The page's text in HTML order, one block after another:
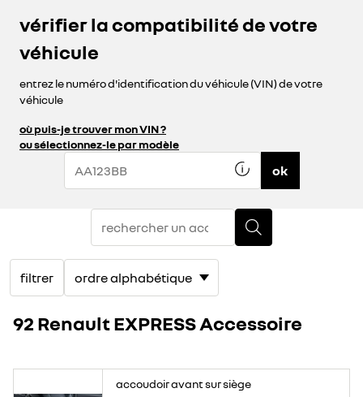
vérifier la compatibilité de votre
véhicule
entrez le numéro d'identification du véhicule (VIN) de votre
véhicule
où puis-je trouver mon VIN ?
ou sélectionnez-le par modèle
ok
filtrer
92 Renault EXPRESS Accessoire
accoudoir avant sur siège